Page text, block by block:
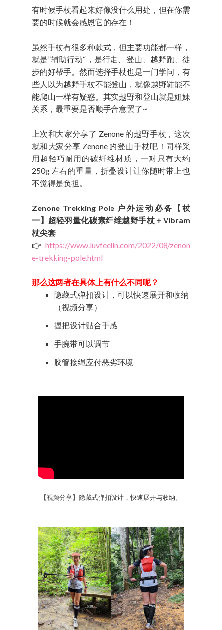
有时候手杖看起来好像没什么用处，但在你需
要的时候就会感恩它的存在！
虽然手杖有很多种款式，但主要功能都一样，
就是”辅助行动“，是行走、登山、越野跑、徒
步的好帮手。然而选择手杖也是一门学问，有
些人以为越野手杖不能登山，就像越野鞋能不
能爬山一样有疑惑。其实越野和登山就是姐妹
关系，最重要是否顺手合意罢了~
上次和大家分享了 Zenone 的越野手杖，这次
就和大家分享 Zenone 的登山手杖吧！同样采
用超轻巧耐用的碳纤维材质，一对只有大约
250g 左右的重量，折叠设计让你随时带上也
不觉得是负担。
Zenone Trekking Pole 户外运动必备【杖
一】超轻羽量化碳素纤维越野手杖＋Vibram
杖尖套
👉 https://www.luvfeelin.com/2022/08/zenon
e-trekking-pole.html
那么这两者在具体上有什么不同呢？
隐藏式弹扣设计，可以快速展开和收纳
（视频分享）
握把设计贴合手感
手腕带可以调节
胶管接绳应付恶劣环境
【视频分享】隐藏式弹扣设计，快速展开与收纳。